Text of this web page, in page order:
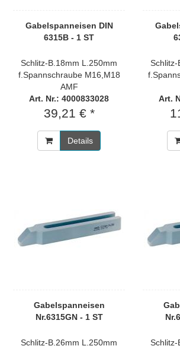
Gabelspanneisen DIN
6315B - 1 ST
Schlitz-B.18mm L.250mm
f.Spannschraube M16,M18
AMF
Art. Nr.: 4000833028
39,21 € *
Details
Art.
Gabelspanneisen
Nr.6315GN - 1 ST
Schlitz-B.26mm L.250mm